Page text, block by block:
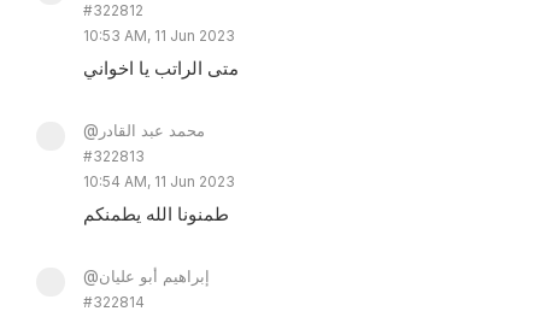
#322812
10:53 AM, 11 Jun 2023
متى الراتب يا اخواني
@محمد عبد القادر
#322813
10:54 AM, 11 Jun 2023
طمنونا الله يطمنكم
@إبراهيم أبو عليان
#322814